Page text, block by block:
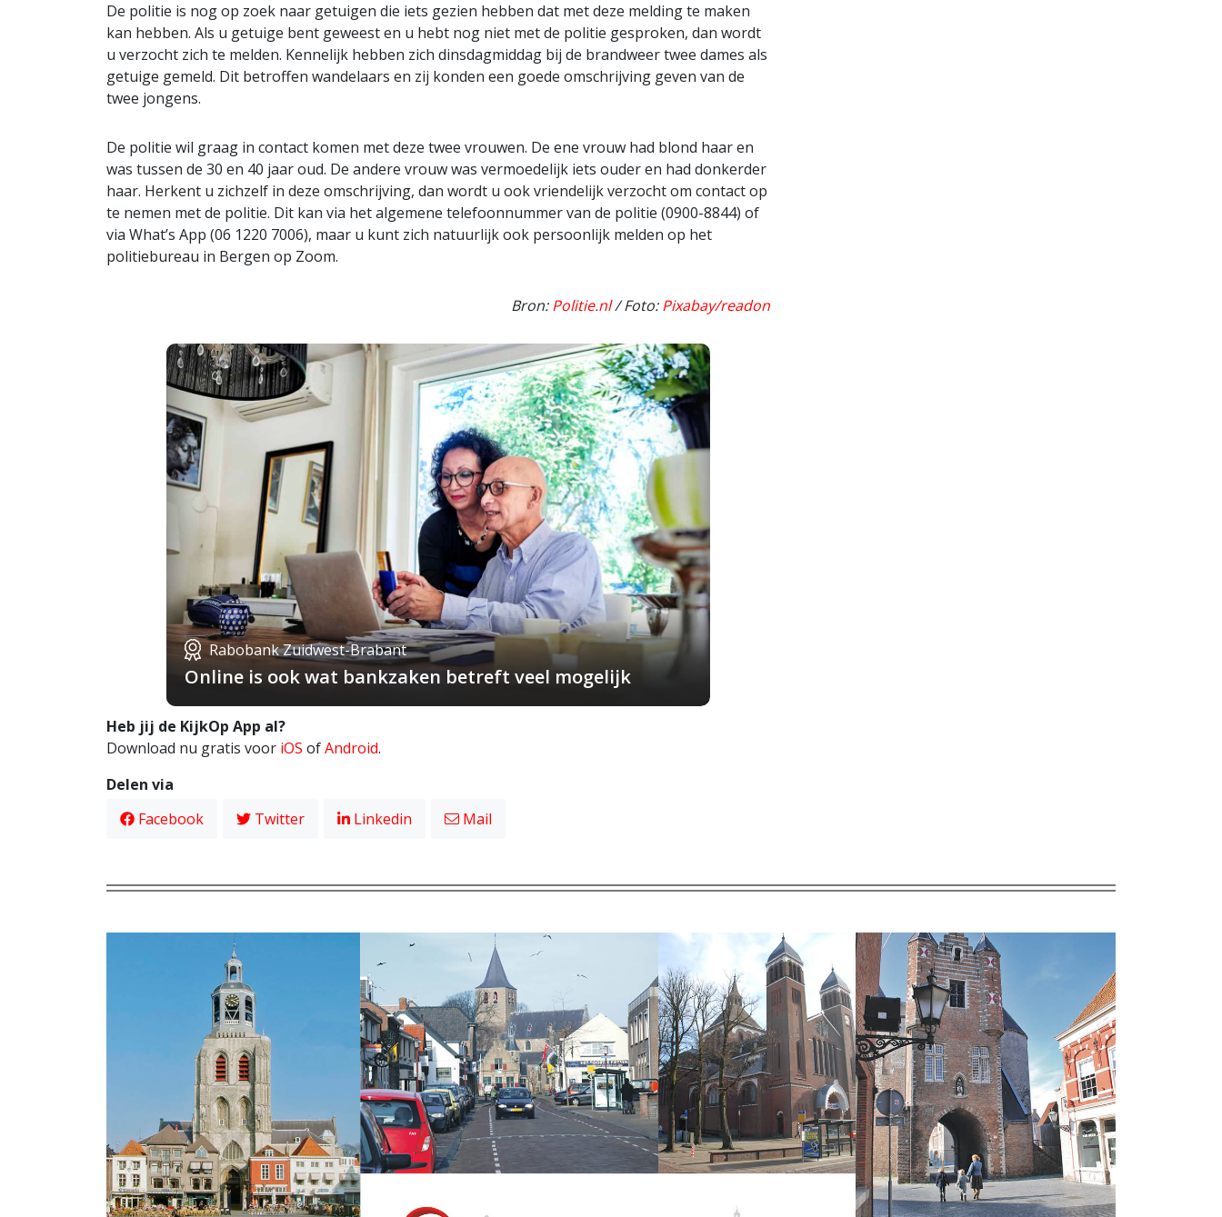
De politie is nog op zoek naar getuigen die iets gezien hebben dat met deze melding te maken
kan hebben. Als u getuige bent geweest en u hebt nog niet met de politie gesproken, dan wordt
u verzocht zich te melden. Kennelijk hebben zich dinsdagmiddag bij de brandweer twee dames als
getuige gemeld. Dit betroffen wandelaars en zij konden een goede omschrijving geven van de
twee jongens.
De politie wil graag in contact komen met deze twee vrouwen. De ene vrouw had blond haar en
was tussen de 30 en 40 jaar oud. De andere vrouw was vermoedelijk iets ouder en had donkerder
haar. Herkent u zichzelf in deze omschrijving, dan wordt u ook vriendelijk verzocht om contact op
te nemen met de politie. Dit kan via het algemene telefoonnummer van de politie (0900-8844) of
via What’s App (06 1220 7006), maar u kunt zich natuurlijk ook persoonlijk melden op het
politiebureau in Bergen op Zoom.
Bron:Politie.nl/ Foto:Pixabay/readon
Rabobank Zuidwest-Brabant
Online is ook wat bankzaken betreft veel mogelijk
Heb jij de KijkOp App al?
Download nu gratis voor iOS ofAndroid.
Delen via
Facebook
Twitter Linkedin Mail